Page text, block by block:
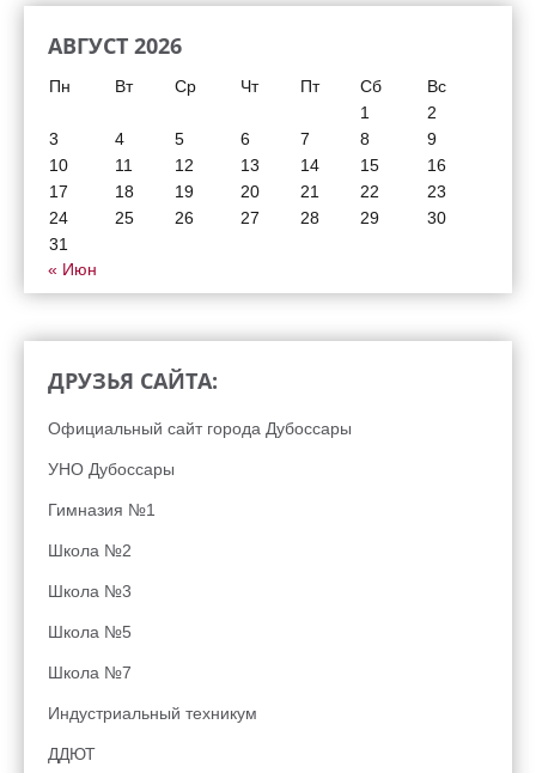
АВГУСТ 2026
Пн Вт Ср Чт Пт Сб
Вс
1
2
3
4 5 6 7 8
9
10
11 12 13 14 15
16
17
18 19 20 21 22
23
24
25 26 27 28 29
30
31
« Июн
ДРУЗЬЯ САЙТА:
Официальный сайт города Дубоссары
УНО Дубоссары
Гимназия №1
Школа №2
Школа №3
Школа №5
Школа №7
Индустриальный техникум
ДДЮТ